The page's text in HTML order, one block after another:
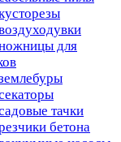
для
тачки
бетона